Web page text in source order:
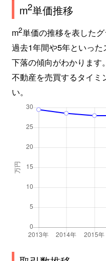
崇徳院
崇徳院
竹谷町
500
立花町
田能
田能
塚口町
塚口町
塚口町
m2単価推移
m2単価の推移を表したグ
過去1年間や5年といった
下落の傾向がわかります。
不動産を売買するタイミ
い。